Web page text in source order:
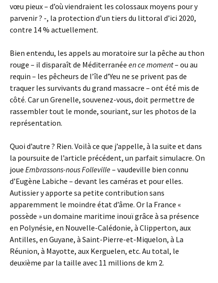
vœu pieux – d’où viendraient les colossaux moyens pour y
parvenir ? -, la protection d’un tiers du littoral d’ici 2020,
contre 14 % actuellement.
Bien entendu, les appels au moratoire sur la pêche au thon
rouge – il disparaît de Méditerranée en ce moment– ou au
requin – les pêcheurs de l’île d’Yeu ne se privent pas de
traquer les survivants du grand massacre – ont été mis de
côté. Car un Grenelle, souvenez-vous, doit permettre de
rassembler tout le monde, souriant, sur les photos de la
représentation.
Quoi d’autre ? Rien. Voilà ce que j’appelle, à la suite et dans
la poursuite de l’article précédent, un parfait simulacre. On
joue Embrassons-nous Folleville– vaudeville bien connu
d’Eugène Labiche – devant les caméras et pour elles.
Autissier y apporte sa petite contribution sans
apparemment le moindre état d’âme. Or la France «
possède » un domaine maritime inouï grâce à sa présence
en Polynésie, en Nouvelle-Calédonie, à Clipperton, aux
Antilles, en Guyane, à Saint-Pierre-et-Miquelon, à La
Réunion, à Mayotte, aux Kerguelen, etc. Au total, le
deuxième par la taille avec 11 millions de km 2.